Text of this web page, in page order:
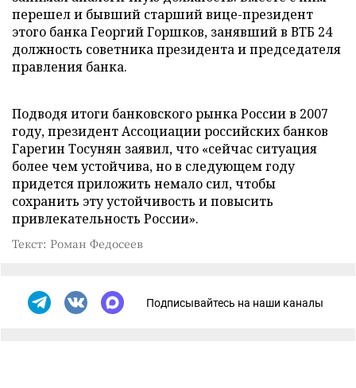
перешел и бывший старший вице-президент
этого банка Георгий Горшков, занявший в ВТБ 24
должность советника президента и председателя
правления банка.
Подводя итоги банковского рынка России в 2007
году, президент Ассоциации российских банков
Гарегин Тосунян заявил, что «сейчас ситуация
более чем устойчива, но в следующем году
придется приложить немало сил, чтобы
сохранить эту устойчивость и повысить
привлекательность России».
Текст: Роман Федосеев
Подписывайтесь на наши каналы